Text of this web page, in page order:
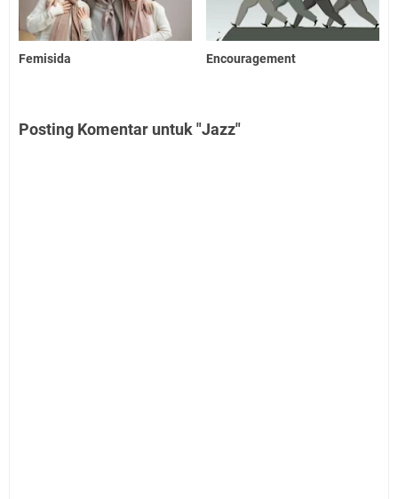
Femisida Encouragement
Posting Komentar untuk "Jazz"